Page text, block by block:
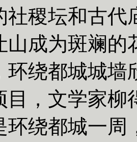
社稷坛和古代
山成为斑斓的
都城城墙
目，文学家柳
环绕都城一周